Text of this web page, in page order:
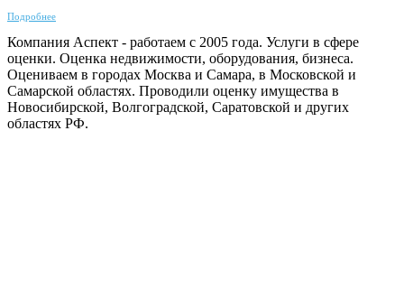
Подробнее
Компания Аспект - работаем с 2005 года. Услуги в сфере
оценки. Оценка недвижимости, оборудования, бизнеса.
Оцениваем в городах Москва и Самара, в Московской и
Самарской областях. Проводили оценку имущества в
Новосибирской, Волгоградской, Саратовской и других
областях РФ.